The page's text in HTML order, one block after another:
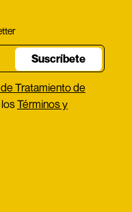
Suscríbete
Tratamiento de
Términos y